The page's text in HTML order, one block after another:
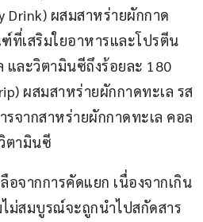
Drink) ผสมสาหร่ายผักกาด
ที่เสริมใยอาหารและโปรตีน
และวิตามินซีถึงร้อยละ 180
ผสมสาหร่ายผักกาดทะเล รส
จากสาหร่ายผักกาดทะเล คอล
ตามินซี
จากการคัดแยก เนื่องจากเกิน
ม่สมบูรณ์จะถูกนำไปสกัดสาร